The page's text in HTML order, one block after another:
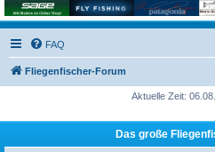
FAQ
Fliegenfischer-Forum
Aktuelle Zeit:
Das große